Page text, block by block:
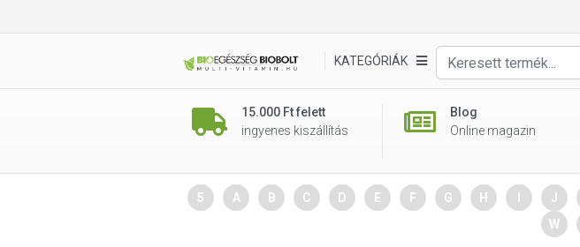
KATEGÓRIÁK
15.000 Ft felett
ingyenes kiszállítás
Blog
Online magazin
5 A B C D E F G H J
W